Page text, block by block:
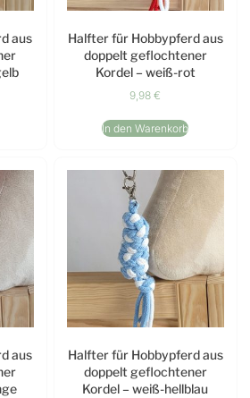
aus
Halfter für Hobbypferd aus
doppelt geflochtener
Kordel – weiß-rot
9,98€
In den Warenkorb
aus
Halfter für Hobbypferd aus
doppelt geflochtener
Kordel – weiß-hellblau